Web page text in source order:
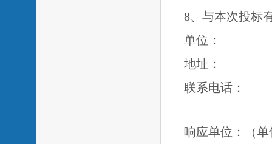
8、与本次投标
单位：
地址：
联系电话：
响应单位：（